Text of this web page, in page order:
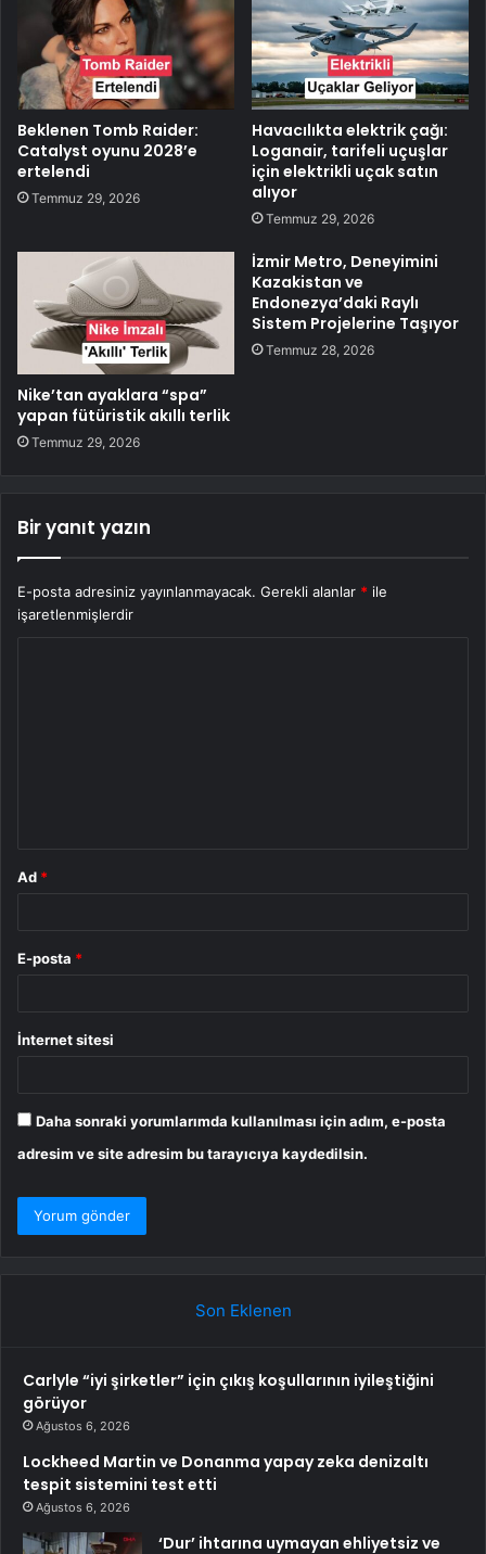
Beklenen Tomb Raider:
Catalyst oyunu 2028’e
ertelendi
Temmuz 29, 2026
Havacılıkta elektrik çağı:
Loganair, tarifeli uçuşlar
için elektrikli uçak satın
alıyor
Temmuz 29, 2026
Nike’tan ayaklara “spa”
yapan fütüristik akıllı terlik
Temmuz 29, 2026
İzmir Metro, Deneyimini
Kazakistan ve
Endonezya’daki Raylı
Sistem Projelerine Taşıyor
Temmuz 28, 2026
Bir yanıt yazın
E-posta adresiniz yayınlanmayacak. Gerekli alanlar * ile
işaretlenmişlerdir
Ad *
E-posta *
İnternet sitesi
Daha sonraki yorumlarımda kullanılması için adım, e-posta
adresim ve site adresim bu tarayıcıya kaydedilsin.
Son Eklenen
Carlyle “iyi şirketler” için çıkış koşullarının iyileştiğini
görüyor
Ağustos 6, 2026
Lockheed Martin ve Donanma yapay zeka denizaltı
tespit sistemini test etti
Ağustos 6, 2026
‘Dur’ ihtarına uymayan ehliyetsiz ve